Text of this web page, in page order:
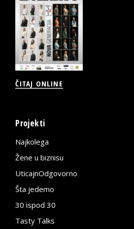
ČITAJ ONLINE
Projekti
Najkolega
Žene u biznisu
UticajnOdgovorno
Šta jedemo
30 ispod 30
Tasty Talks